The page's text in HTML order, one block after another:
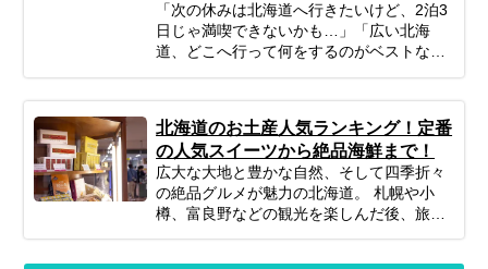
対喜ぶおすすめスポット＆アクティビテ
ィ、ホテル選びの秘訣、そしてあると便利
な持ち物や注意点まで、パパママ目線で徹
「次の休みは北海道へ行きたいけど、2泊3
日じゃ満喫できないかも…」「広い北海
道、どこへ行って何をするのがベストな
な自然、美味しいグルメ、心癒される景色
をたっぷり楽しむことは可能です！この記
事では、忙しいあなたのために、2泊3日の
北海道旅行を最大限に楽しむための計画の
立て方から、エリア別の魅力、旅を充実さ
せるための秘訣まで、ぎゅっと凝縮してお
届けします。あなただけの特別な北海道旅
北海道のお土産人気ランキング！定番
の人気スイーツから絶品海鮮まで！
広大な大地と豊かな自然、そして四季折々
の絶品グルメが魅力の北海道。 札幌や小
樽、富良野などの観光を楽しんだ後、旅の